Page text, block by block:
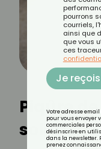
Piqûre de
solutions
pourrons
courriels,
ainsi que
que vous
ces
Je
Votre adresse
pour vous envoyer
commerciales
désinscrire en
dans la newsletter.
prenez